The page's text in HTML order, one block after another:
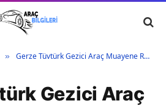
» Gerze Tüvtürk Gezici Araç Muayene Randevusu
Gezici Araç